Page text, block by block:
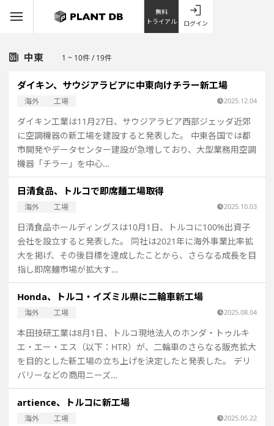
無料
トライアル
ログイン
中東 1 ~ 10件 / 19件
ダイキン、サウジアラビアに中東向けチラー新工場
海外 工場 2025.12.04
ダイキン工業は11月27日、サウジアラビア西部ジェッダ近郊
に空調機器の新工場を建設すると発表した。 中東各国では都
市開発やデータセンター建設が急増しており、大型業務用空調
機器「チラー」を中心…
日清食品、トルコで即席麺工場取得
海外 工場 2025.10.03
日清食品ホールディングスは10月1日、トルコに100%出資子
会社を設立すると発表した。 同社は2021年に海外事業比率拡
大を掲げ、その後目標を達成したことから、さらなる成長を目
指し即席麺市場が拡大す…
Honda、トルコ・イズミル県に二輪車新工場
海外 工場 2025.08.04
本田技研工業は8月1日、トルコ現地法人のホンダ・トゥルキ
エ・エー・エス（以下：HTR）が、二輪車のさらなる販売拡大
を目的とした新工場の立ち上げを決定したと発表した。 デリ
バリーなどの商用ニーズ…
artience、トルコに新工場
海外 工場 2025.05.22